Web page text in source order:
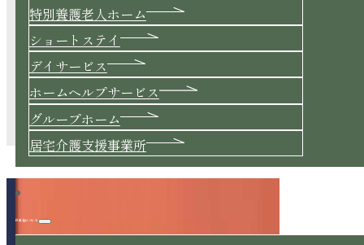
特別養護老人ホーム
ショートステイ
デイサービス
ホームヘルプサービス
グループホーム
居宅介護支援事業所
後楽荘について
Blog
続・楽しかった敬老会２０２５！！！
2025.09.14 |特別養護老人ホーム